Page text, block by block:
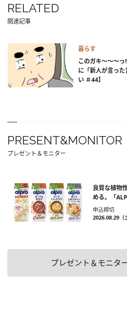
RELATED
関連記事
暮らす
このガキ～～～
に「新人が言っ
い ＃44】
PRESENT&MONITOR
プレゼント＆モニター
良質な植物
める。「
申込締切
2026.08.29（
プレゼント＆モニタ